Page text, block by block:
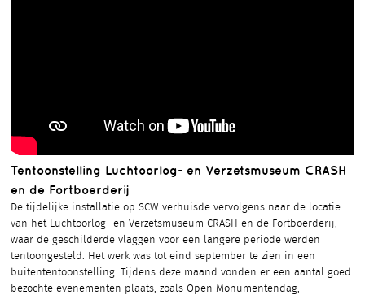
Tentoonstelling Luchtoorlog- en Verzetsmuseum CRASH
en de Fortboerderij
De tijdelijke installatie op SCW verhuisde vervolgens naar de locatie
van het Luchtoorlog- en Verzetsmuseum CRASH en de Fortboerderij,
waar de geschilderde vlaggen voor een langere periode werden
tentoongesteld. Het werk was tot eind september te zien in een
buitententoonstelling. Tijdens deze maand vonden er een aantal goed
bezochte evenementen plaats, zoals Open Monumentendag,